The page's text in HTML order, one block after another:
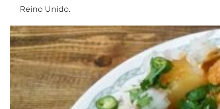
Reino Unido.